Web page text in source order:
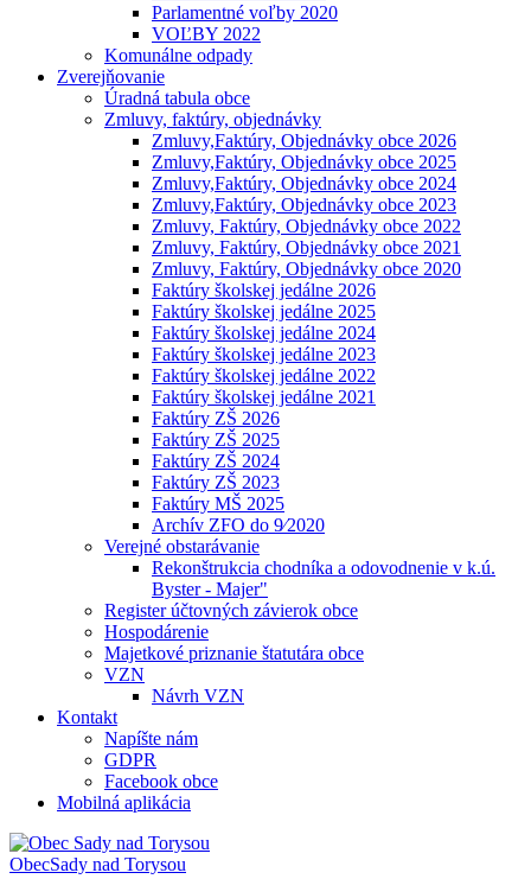
Parlamentné voľby 2020
VOĽBY 2022
Komunálne odpady
Zverejňovanie
Úradná tabula obce
Zmluvy, faktúry, objednávky
Zmluvy,Faktúry, Objednávky obce 2026
Zmluvy,Faktúry, Objednávky obce 2025
Zmluvy,Faktúry, Objednávky obce 2024
Zmluvy,Faktúry, Objednávky obce 2023
Zmluvy, Faktúry, Objednávky obce 2022
Zmluvy, Faktúry, Objednávky obce 2021
Zmluvy, Faktúry, Objednávky obce 2020
Faktúry školskej jedálne 2026
Faktúry školskej jedálne 2025
Faktúry školskej jedálne 2024
Faktúry školskej jedálne 2023
Faktúry školskej jedálne 2022
Faktúry školskej jedálne 2021
Faktúry ZŠ 2026
Faktúry ZŠ 2025
Faktúry ZŠ 2024
Faktúry ZŠ 2023
Faktúry MŠ 2025
Archív ZFO do 9⁄2020
Verejné obstarávanie
Rekonštrukcia chodníka a odovodnenie v k.ú.
Byster - Majer"
Register účtovných závierok obce
Hospodárenie
Majetkové priznanie štatutára obce
VZN
Návrh VZN
Kontakt
Napíšte nám
GDPR
Facebook obce
Mobilná aplikácia
ObecSady nad Torysou